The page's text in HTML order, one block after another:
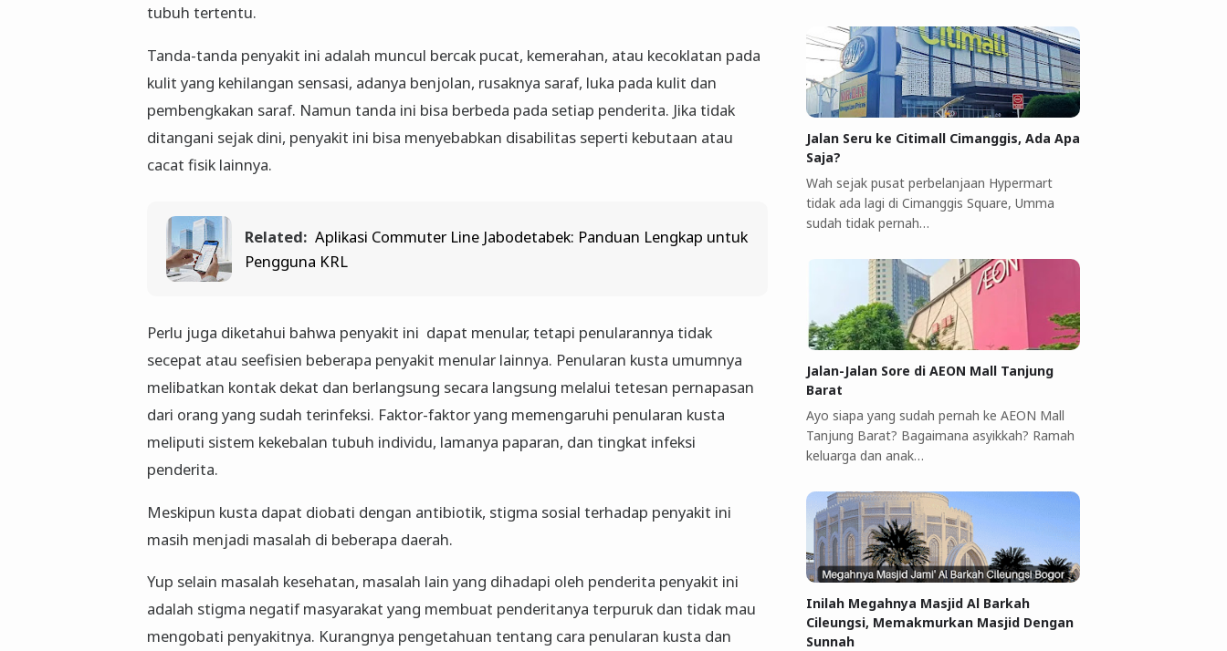
tubuh tertentu.
Tanda-tanda penyakit ini adalah muncul bercak pucat, kemerahan, atau kecoklatan pada
kulit yang kehilangan sensasi, adanya benjolan, rusaknya saraf, luka pada kulit dan
pembengkakan saraf. Namun tanda ini bisa berbeda pada setiap penderita. Jika tidak
ditangani sejak dini, penyakit ini bisa menyebabkan disabilitas seperti kebutaan atau
cacat fisik lainnya.
Related: Aplikasi Commuter Line Jabodetabek: Panduan Lengkap untuk
Pengguna KRL
Perlu juga diketahui bahwa penyakit ini dapat menular, tetapi penularannya tidak
secepat atau seefisien beberapa penyakit menular lainnya. Penularan kusta umumnya
melibatkan kontak dekat dan berlangsung secara langsung melalui tetesan pernapasan
dari orang yang sudah terinfeksi. Faktor-faktor yang memengaruhi penularan kusta
meliputi sistem kekebalan tubuh individu, lamanya paparan, dan tingkat infeksi
penderita.
Meskipun kusta dapat diobati dengan antibiotik, stigma sosial terhadap penyakit ini
masih menjadi masalah di beberapa daerah.
Yup selain masalah kesehatan, masalah lain yang dihadapi oleh penderita penyakit ini
adalah stigma negatif masyarakat yang membuat penderitanya terpuruk dan tidak mau
mengobati penyakitnya. Kurangnya pengetahuan tentang cara penularan kusta dan
Jalan Seru ke Citimall Cimanggis, Ada Apa
Saja?
Wah sejak pusat perbelanjaan Hypermart
tidak ada lagi di Cimanggis Square, Umma
sudah tidak pernah…
Jalan-Jalan Sore di AEON Mall Tanjung
Barat
Ayo siapa yang sudah pernah ke AEON Mall
Tanjung Barat? Bagaimana asyikkah? Ramah
keluarga dan anak…
Inilah Megahnya Masjid Al Barkah
Cileungsi, Memakmurkan Masjid Dengan
Sunnah